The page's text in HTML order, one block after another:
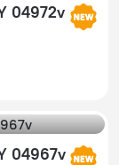
04972v
04967v